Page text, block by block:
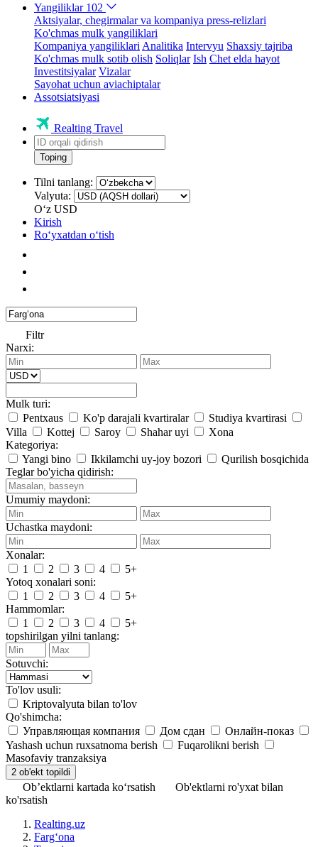
Yangiliklar 102
Aktsiyalar, chegirmalar va kompaniya press-relizlari
Ko'chmas mulk yangiliklari
Kompaniya yangiliklari Analitika Intervyu Shaxsiy tajriba
Ko'chmas mulk sotib olish Soliqlar Ish Chet elda hayot
Investitsiyalar Vizalar
Sayohat uchun aviachiptalar
Assotsiatsiyasi
Realting Travel
Toping
Tilni tanlang:
Valyuta:
Oʻz USD
Kirish
Roʻyxatdan oʻtish
Filtr
Narxi:
Mulk turi:
Pentxaus
Ko'p darajali kvartiralar
Studiya kvartirasi
Villa
Kottej Saroy Shahar uyi
Xona
Kategoriya:
Yangi bino
Ikkilamchi uy-joy bozori
Qurilish bosqichida
Teglar bo'yicha qidirish:
Umumiy maydoni:
Uchastka maydoni:
Xonalar:
1
2 3 4
5+
Yotoq xonalari soni:
1
2 3 4
5+
Hammomlar:
1
2 3 4
5+
topshirilgan yilni tanlang:
Sotuvchi:
To'lov usuli:
Kriptovalyuta bilan to'lov
Qo'shimcha:
Управляющая компания
Дом сдан
Онлайн-показ
Yashash uchun ruxsatnoma berish
Fuqarolikni berish
Masofaviy tranzaksiya
Ob’ektlarni kartada ko‘rsatish
Ob'ektlarni ro'yxat bilan
ko'rsatish
Realting.uz
Fargʻona